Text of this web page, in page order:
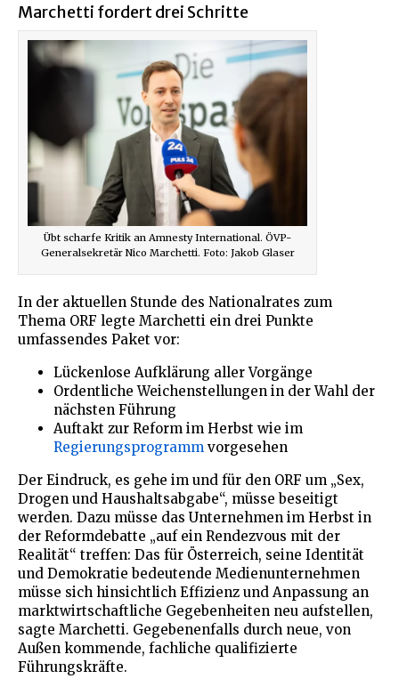
Marchetti fordert drei Schritte
Übt scharfe Kritik an Amnesty International. ÖVP-
Generalsekretär Nico Marchetti. Foto: Jakob Glaser
In der aktuellen Stunde des Nationalrates zum
Thema ORF legte Marchetti ein drei Punkte
umfassendes Paket vor:
Lückenlose Aufklärung aller Vorgänge
Ordentliche Weichenstellungen in der Wahl der
nächsten Führung
Auftakt zur Reform im Herbst wie im
Regierungsprogramm vorgesehen
Der Eindruck, es gehe im und für den ORF um „Sex,
Drogen und Haushaltsabgabe“, müsse beseitigt
werden. Dazu müsse das Unternehmen im Herbst in
der Reformdebatte „auf ein Rendezvous mit der
Realität“ treffen: Das für Österreich, seine Identität
und Demokratie bedeutende Medienunternehmen
müsse sich hinsichtlich Effizienz und Anpassung an
marktwirtschaftliche Gegebenheiten neu aufstellen,
sagte Marchetti. Gegebenenfalls durch neue, von
Außen kommende, fachliche qualifizierte
Führungskräfte.